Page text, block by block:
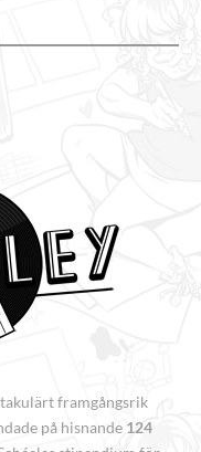
framgångsrik
på hisnande 124